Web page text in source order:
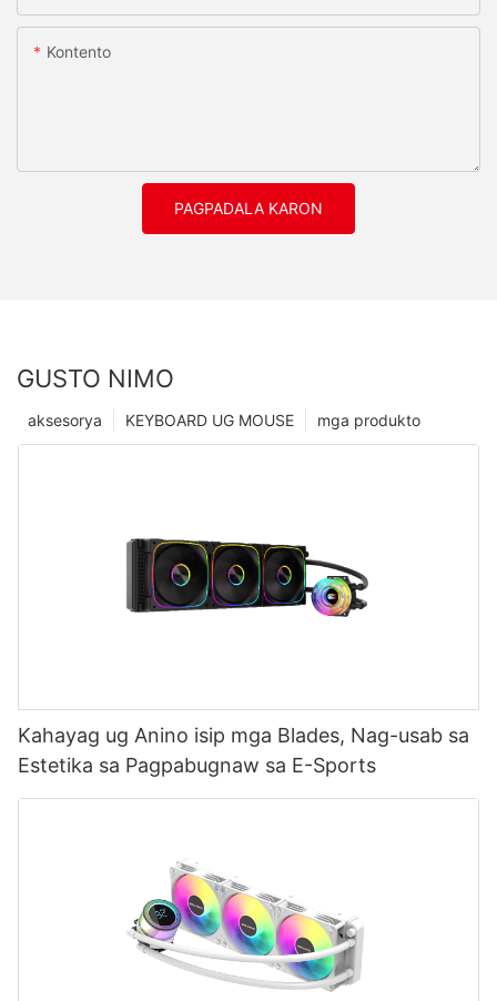
Kontento
PAGPADALA KARON
GUSTO NIMO
mga produkto
KEYBOARD UG MOUSE
aksesorya
Kahayag ug Anino isip mga Blades, Nag-usab sa
Estetika sa Pagpabugnaw sa E-Sports